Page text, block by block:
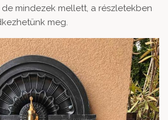
mindezek mellett, a részletekben
meg.